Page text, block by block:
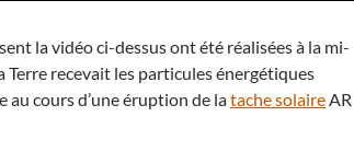
la vidéo ci-dessus ont été réalisées à la mi-
Terre recevait les particules énergétiques
au cours d’une éruption de latache solaireAR